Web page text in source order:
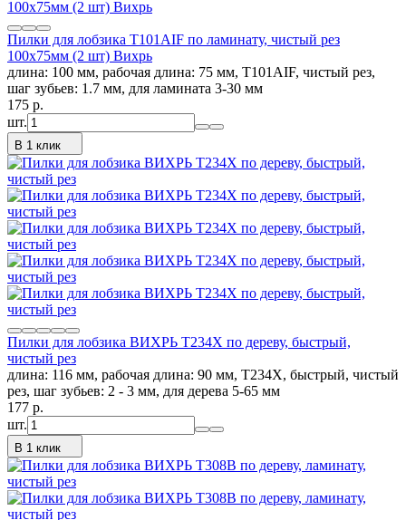
Пилки для лобзика Т101AIF по ламинату, чистый рез
100х75мм (2 шт) Вихрь
длина: 100 мм, рабочая длина: 75 мм, Т101АIF, чистый рез,
шаг зубьев: 1.7 мм, для ламината 3-30 мм
175 p.
шт.
В 1 клик
Пилки для лобзика ВИХРЬ Т234Х по дереву, быстрый,
чистый рез
длина: 116 мм, рабочая длина: 90 мм, Т234Х, быстрый, чистый
рез, шаг зубьев: 2 - 3 мм, для дерева 5-65 мм
177 p.
шт.
В 1 клик